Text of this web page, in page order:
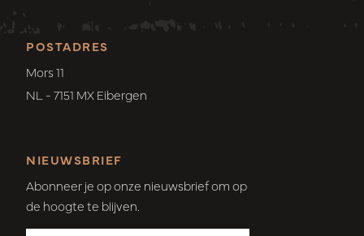
POSTADRES
Mors 11
NL - 7151 MX Eibergen
NIEUWSBRIEF
Abonneer je op onze nieuwsbrief om op
de hoogte te blijven.